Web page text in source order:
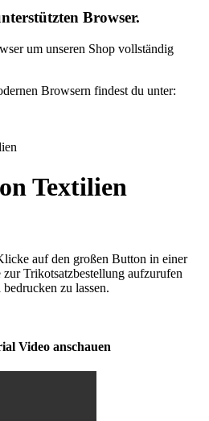
Browser.
um unseren Shop vollständig
Browsern findest du unter:
Textilien
auf den großen Button in einer
Trikotsatzbestellung aufzurufen
zu lassen.
Video anschauen